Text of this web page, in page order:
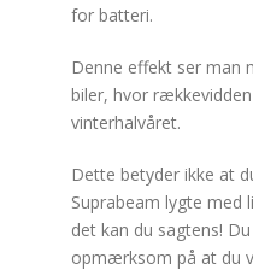
for batteri.
Denne effekt ser man
biler, hvor
vinterhalvåret.
Dette betyder ikke at
Suprabeam lygte med
det kan du sagtens!
opmærksom på at du